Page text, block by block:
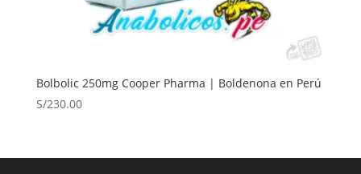
Bolbolic 250mg Cooper Pharma | Boldenona en Perú
S/230.00